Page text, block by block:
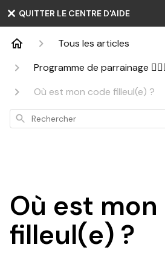
QUITTER LE CENTRE D'AIDE
Tous les articles
Programme de parrainage
Où est mon code filleul(e) ?
Rechercher
Où est
filleul(e) ?